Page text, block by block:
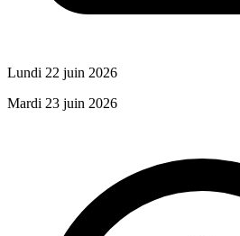
Lundi 22 juin 2026
Mardi 23 juin 2026